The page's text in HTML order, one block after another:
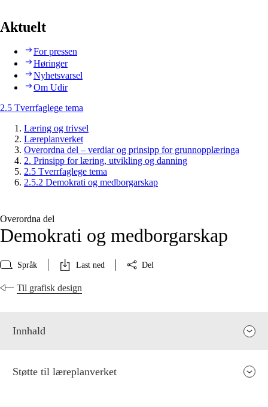
Aktuelt
For pressen
Høringer
Nyhetsvarsel
Om Udir
2.5 Tverrfaglege tema
Læring og trivsel
Læreplanverket
Overordna del – verdiar og prinsipp for grunnopplæringa
2. Prinsipp for læring, utvikling og danning
2.5 Tverrfaglege tema
2.5.2 Demokrati og medborgarskap
Overordna del
Demokrati og medborgarskap
Språk Last ned Del
Til grafisk design
Innhald
Støtte til læreplanverket